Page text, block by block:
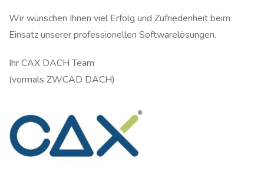
Wir wünschen Ihnen viel Erfolg und Zufriedenheit beim
Einsatz unserer professionellen Softwarelösungen.
Ihr CAX DACH Team
(vormals ZWCAD DACH)